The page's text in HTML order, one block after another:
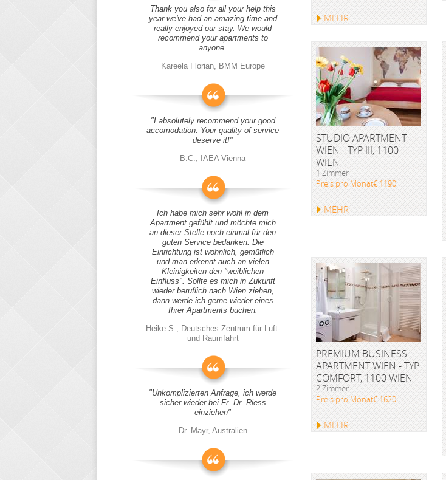
MEHR
STUDIO APARTMENT
WIEN - TYP III, 1100
WIEN
1 Zimmer
Preis pro Monat€ 1190
MEHR
PREMIUM BUSINESS
APARTMENT WIEN - TYP
COMFORT, 1100 WIEN
2 Zimmer
Preis pro Monat€ 1620
MEHR
Thank you also for all your help this
year we've had an amazing time and
really enjoyed our stay. We would
recommend your apartments to
anyone.
Kareela Florian, BMM Europe
"I absolutely recommend your good
accomodation. Your quality of service
deserve it!"
B.C., IAEA Vienna
Ich habe mich sehr wohl in dem
Apartment gefühlt und möchte mich
an dieser Stelle noch einmal für den
guten Service bedanken. Die
Einrichtung ist wohnlich, gemütlich
und man erkennt auch an vielen
Kleinigkeiten den "weiblichen
Einfluss". Sollte es mich in Zukunft
wieder beruflich nach Wien ziehen,
dann werde ich gerne wieder eines
Ihrer Apartments buchen.
Heike S., Deutsches Zentrum für Luft-
und Raumfahrt
"Unkomplizierten Anfrage, ich werde
sicher wieder bei Fr. Dr. Riess
einziehen"
Dr. Mayr, Australien